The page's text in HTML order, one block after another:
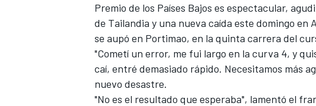
Premio de los Países Bajos es espectacular,
de Tailandia y una nueva caída este domingo
se aupó en Portimao, en la quinta carrera del
"Cometí un error, me fui largo en la curva 4, y
caí, entré demasiado rápido. Necesitamos más
nuevo desastre.
"No es el resultado que esperaba", lamentó el